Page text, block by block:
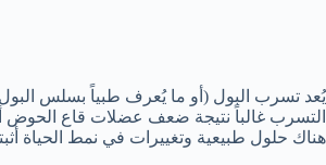
يُعد تسرب البول (أو ما يُعرف طبياً بسلس
التسرب غالباً نتيجة ضعف عضلات قاع الحوض
هناك حلول طبيعية وتغييرات في نمط الحياة